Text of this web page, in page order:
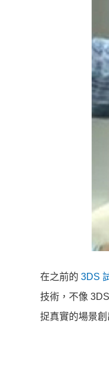
在之前的 3DS
技術，不像
捉真實的場景